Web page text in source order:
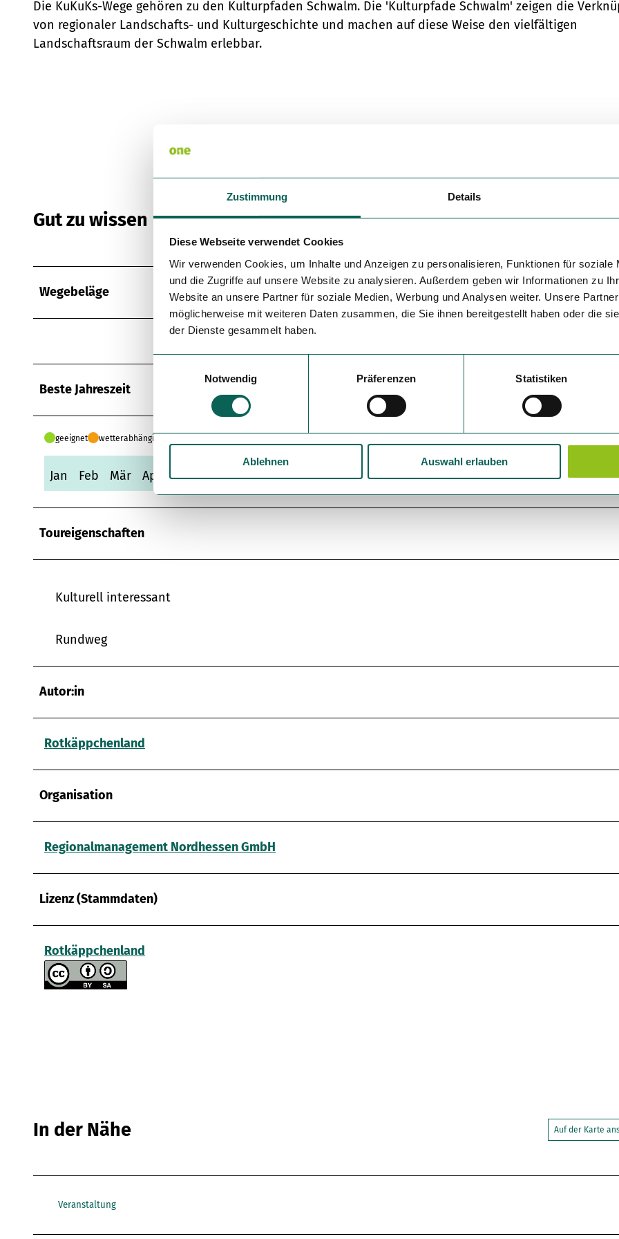
Zustimmung Details
Diese Webseite verwendet Cookies
Wir verwenden Cookies, um Inhalte und Anzeigen zu personalisieren, Funktionen für soziale
und die Zugriffe auf unsere Website zu analysieren. Außerdem geben wir Informationen zu
Website an unsere Partner für soziale Medien, Werbung und Analysen weiter. Unsere
möglicherweise mit weiteren Daten zusammen, die Sie ihnen bereitgestellt haben oder die
der Dienste gesammelt haben.
E
l
i
g
u
s
u
Notwendig Präferenzen Statistiken
Ablehnen Auswahl erlauben
Variante 5
Die KuKuKs-Wege gehören zu den Kulturpfaden Schwalm. Die 'Kulturpfade Schwalm' zeigen die
von regionaler Landschafts- und Kulturgeschichte und machen auf diese Weise den vielfältigen
Landschaftsraum der Schwalm erlebbar.
Gut zu wissen
Wegebeläge
Beste Jahreszeit
geeignet wetterabhängig
Jan Feb Mär Apr Mai Jun Jul Aug Sep Okt Nov Dez
Toureigenschaften
Kulturell interessant
Rundweg
Autor:in
Rotkäppchenland
Organisation
Regionalmanagement Nordhessen GmbH
Lizenz (Stammdaten)
Rotkäppchenland
In der Nähe Auf der Karte
Veranstaltung